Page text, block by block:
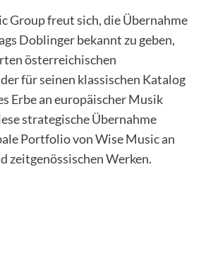
Group freut sich, die Übernahme
Doblinger bekannt zu geben,
österreichischen
für seinen klassischen Katalog
Erbe an europäischer Musik
strategische Übernahme
Portfolio von Wise Music an
zeitgenössischen Werken.